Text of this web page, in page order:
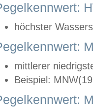
höchster
mittlerer
Beispiel: